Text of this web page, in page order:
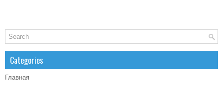
Categories
Главная